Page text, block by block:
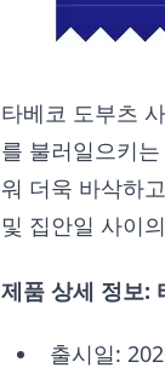
타베코 도부츠
를 불러일으키
워 더욱 바삭하
및 집안일 사이
제품 상세 정보:
출시일: